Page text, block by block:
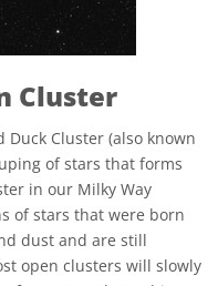
Cluster
Duck Cluster (also known
of stars that forms
in our Milky Way
of stars that were born
dust and are still
open clusters will slowly